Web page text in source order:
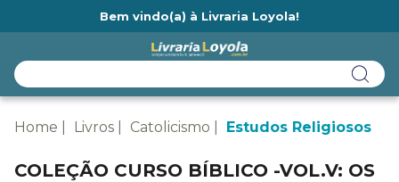
Bem vindo(a) à Livraria Loyola!
Home Livros Catolicismo Estudos Religiosos
COLEÇÃO CURSO BÍBLICO -VOL.V: OS